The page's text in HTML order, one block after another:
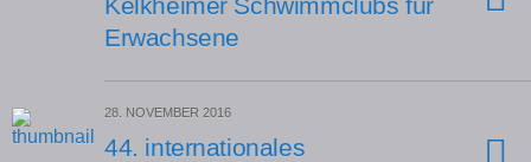
Erwachsene
28. NOVEMBER 2016
44. internationales